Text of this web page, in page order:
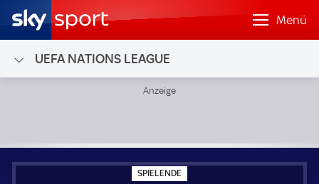
Menü
UEFA NATIONS LEAGUE
SPIELENDE